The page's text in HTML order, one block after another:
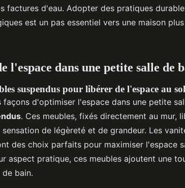
factures d'eau. Adopter des pratiques
est un pas essentiel vers une maison
l'espace dans une petite salle de
suspendus pour libérer de l'espace au sol
façons d'optimiser l'espace dans une petite
. Ces meubles, fixés directement au mur,
de légèreté et de grandeur. Les
des choix parfaits pour maximiser l'espace
aspect pratique, ces meubles ajoutent une
bain.